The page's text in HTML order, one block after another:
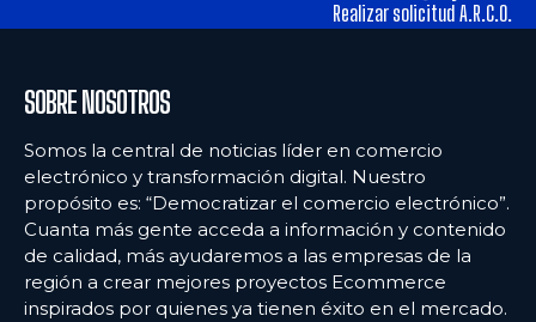
Ecommercenews
PERÚ
ARGENTINA
BOLIVIA
CHILE
Ecommercenews
PERÚ
ARGENTINA
BOLIVIA
CHILE
Realizar solicitud A.R.C.O.
SOBRE NOSOTROS
Somos la central de noticias líder en comercio
electrónico y transformación digital. Nuestro
propósito es: “Democratizar el comercio electrónico”.
Cuanta más gente acceda a información y contenido
de calidad, más ayudaremos a las empresas de la
región a crear mejores proyectos Ecommerce
inspirados por quienes ya tienen éxito en el mercado.